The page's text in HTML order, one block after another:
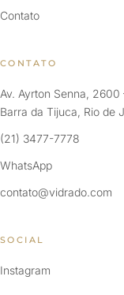
Contato
CONTATO
Av. Ayrton Senna, 2600
Barra da Tijuca, Rio de
(21) 3477-7778
WhatsApp
contato@vidrado.com
SOCIAL
Instagram